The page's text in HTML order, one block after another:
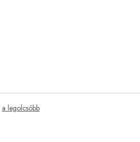
a legolcsóbb